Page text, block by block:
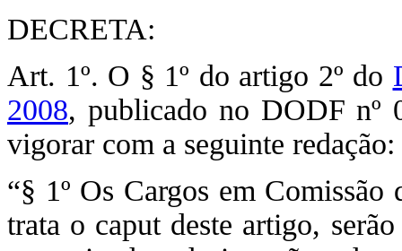
DECRETA:
Art. 1º. O § 1º do artigo 2º do
2008, publicado no DODF nº
vigorar com a seguinte redação:
“§ 1º Os Cargos em
trata o caput deste artigo,